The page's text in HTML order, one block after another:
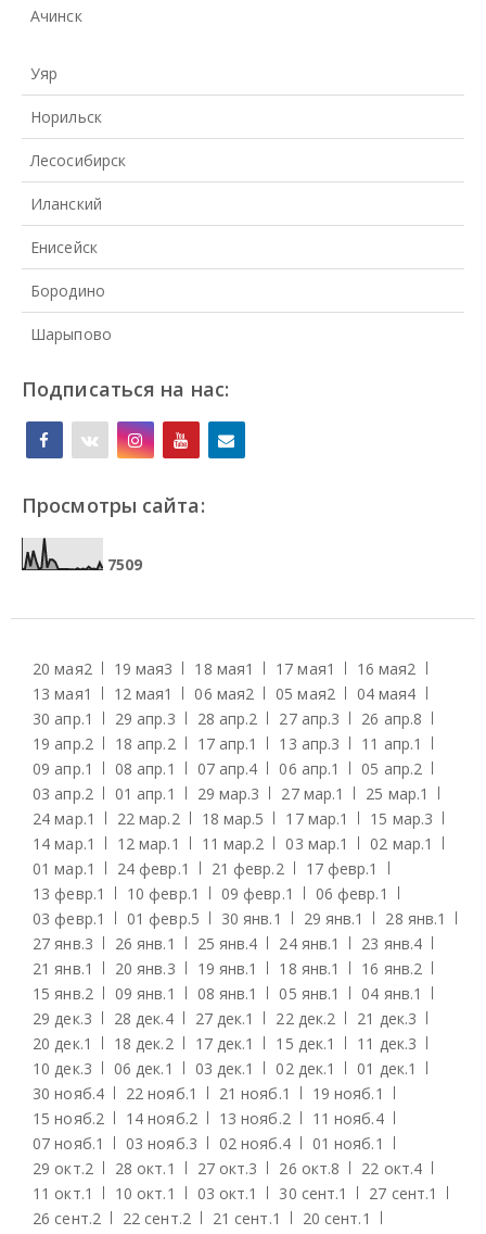
Ачинск
Уяр
Норильск
Лесосибирск
Иланский
Енисейск
Бородино
Шарыпово
Подписаться на нас:
Просмотры сайта:
7509
20 мая2 19 мая3 18 мая1 17 мая1 16 мая2
13 мая1 12 мая1 06 мая2 05 мая2 04 мая4
30 апр.1 29 апр.3 28 апр.2 27 апр.3 26 апр.8
19 апр.2 18 апр.2 17 апр.1 13 апр.3 11 апр.1
09 апр.1 08 апр.1 07 апр.4 06 апр.1 05 апр.2
03 апр.2 01 апр.1 29 мар.3 27 мар.1 25 мар.1
24 мар.1 22 мар.2 18 мар.5 17 мар.1 15 мар.3
14 мар.1 12 мар.1 11 мар.2 03 мар.1 02 мар.1
01 мар.1 24 февр.1 21 февр.2 17 февр.1
13 февр.1 10 февр.1 09 февр.1 06 февр.1
03 февр.1 01 февр.5 30 янв.1 29 янв.1 28 янв.1
27 янв.3 26 янв.1 25 янв.4 24 янв.1 23 янв.4
21 янв.1 20 янв.3 19 янв.1 18 янв.1 16 янв.2
15 янв.2 09 янв.1 08 янв.1 05 янв.1 04 янв.1
29 дек.3 28 дек.4 27 дек.1 22 дек.2 21 дек.3
20 дек.1 18 дек.2 17 дек.1 15 дек.1 11 дек.3
10 дек.3 06 дек.1 03 дек.1 02 дек.1 01 дек.1
30 нояб.4 22 нояб.1 21 нояб.1 19 нояб.1
15 нояб.2 14 нояб.2 13 нояб.2 11 нояб.4
07 нояб.1 03 нояб.3 02 нояб.4 01 нояб.1
29 окт.2 28 окт.1 27 окт.3 26 окт.8 22 окт.4
11 окт.1 10 окт.1 03 окт.1 30 сент.1 27 сент.1
26 сент.2 22 сент.2 21 сент.1 20 сент.1